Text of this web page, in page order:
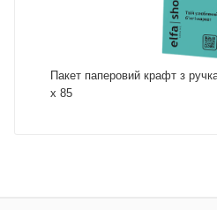
Пакет паперовий крафт з
х 85